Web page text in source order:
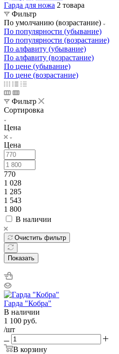
Гарда для ножа 2 товара
Фильтр
По умолчанию (возрастание)
По популярности (убывание)
По популярности (возрастание)
По алфавиту (убывание)
По алфавиту (возрастание)
По цене (убывание)
По цене (возрастание)
Фильтр
Сортировка
Цена
Цена
770
1 028
1 285
1 543
1 800
В наличии
Очистить фильтр
Показать
Гарда "Кобра"
В наличии
1 100 руб.
/шт
В корзину